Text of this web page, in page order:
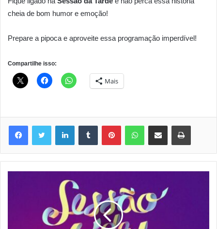
cheia de bom humor e emoção!
Prepare a pipoca e aproveite essa programação imperdível!
Compartilhe isso:
Mais
LinkedinTumblr PinterestWhatsAppCompartilhar via e-mail Imprimir